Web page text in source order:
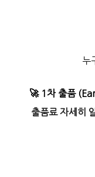
누
🚀 1차 출품
출품료 자세히